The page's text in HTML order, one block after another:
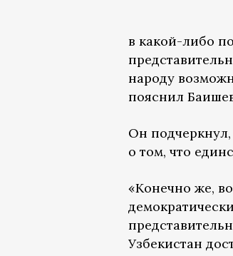
в какой-либо
народу
пояснил
Он
о том, что
«Конечно же,
Узбекистан